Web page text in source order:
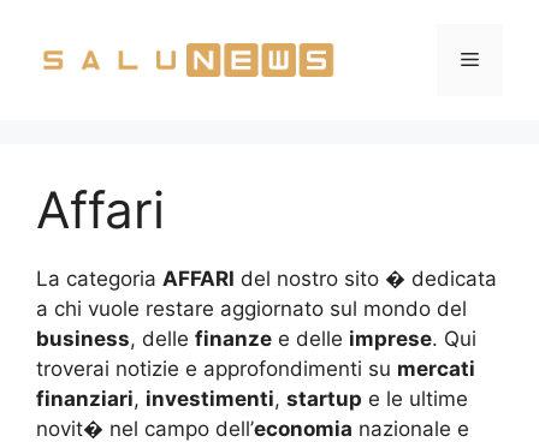
contenuto
Menu
Affari
La categoria AFFARI del nostro sito � dedicata
a chi vuole restare aggiornato sul mondo del
business, delle finanze e delle imprese. Qui
troverai notizie e approfondimenti su mercati
finanziari, investimenti, startup e le ultime
novit� nel campo dell’economia nazionale e